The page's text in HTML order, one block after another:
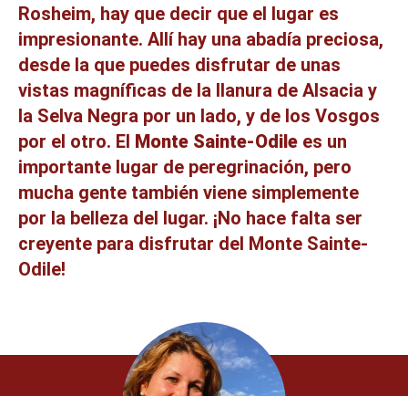
Rosheim, hay que decir que el lugar es
impresionante. Allí hay una abadía preciosa,
desde la que puedes disfrutar de unas
vistas magníficas de la llanura de Alsacia y
la Selva Negra por un lado, y de los Vosgos
por el otro. El Monte Sainte-Odile es un
importante lugar de peregrinación, pero
mucha gente también viene simplemente
por la belleza del lugar. ¡No hace falta ser
creyente para disfrutar del Monte Sainte-
Odile!